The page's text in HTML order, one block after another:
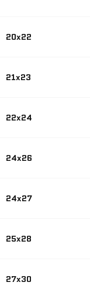
20x22
21x23
22x24
24x26
24x27
25x28
27x30